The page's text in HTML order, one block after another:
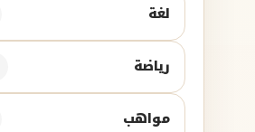
لغة
رياضة
مواهب